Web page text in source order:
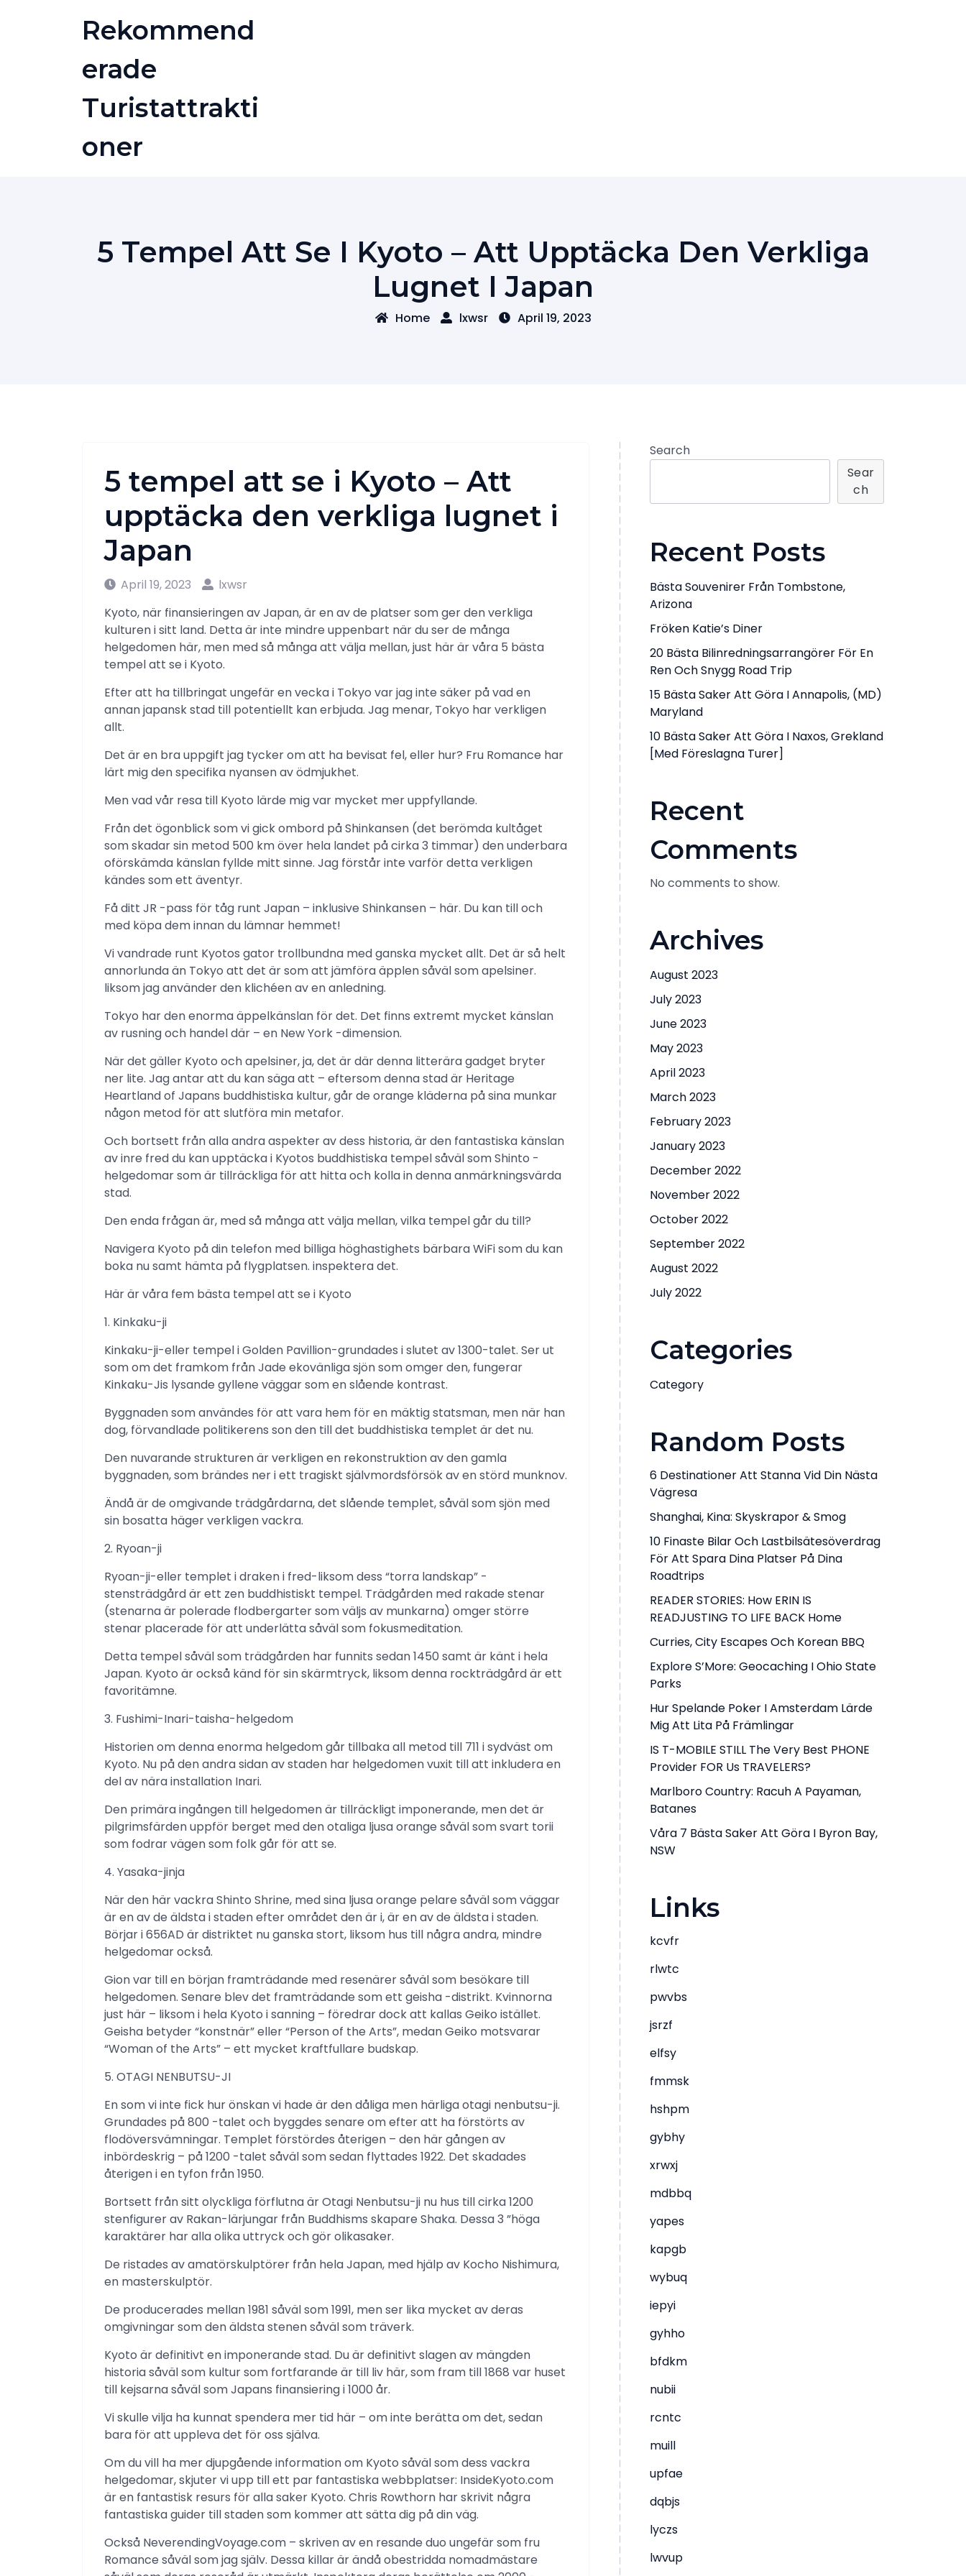
Rekommend
Erade
Turistattrakti
Oner
5 Tempel Att Se I Kyoto – Att Upptäcka Den Verkliga
Lugnet I Japan
Home lxwsr April 19, 2023
5 tempel att se i Kyoto – Att
upptäcka den verkliga lugnet i
Japan
April 19, 2023
lxwsr
Kyoto, när finansieringen av Japan, är en av de platser som ger den verkliga
kulturen i sitt land. Detta är inte mindre uppenbart när du ser de många
helgedomen här, men med så många att välja mellan, just här är våra 5 bästa
tempel att se i Kyoto.
Efter att ha tillbringat ungefär en vecka i Tokyo var jag inte säker på vad en
annan japansk stad till potentiellt kan erbjuda. Jag menar, Tokyo har verkligen
allt.
Det är en bra uppgift jag tycker om att ha bevisat fel, eller hur? Fru Romance har
lärt mig den specifika nyansen av ödmjukhet.
Men vad vår resa till Kyoto lärde mig var mycket mer uppfyllande.
Från det ögonblick som vi gick ombord på Shinkansen (det berömda kultåget
som skadar sin metod 500 km över hela landet på cirka 3 timmar) den underbara
oförskämda känslan fyllde mitt sinne. Jag förstår inte varför detta verkligen
kändes som ett äventyr.
Få ditt JR -pass för tåg runt Japan – inklusive Shinkansen – här. Du kan till och
med köpa dem innan du lämnar hemmet!
Vi vandrade runt Kyotos gator trollbundna med ganska mycket allt. Det är så helt
annorlunda än Tokyo att det är som att jämföra äpplen såväl som apelsiner.
liksom jag använder den klichéen av en anledning.
Tokyo har den enorma äppelkänslan för det. Det finns extremt mycket känslan
av rusning och handel där – en New York -dimension.
När det gäller Kyoto och apelsiner, ja, det är där denna litterära gadget bryter
ner lite. Jag antar att du kan säga att – eftersom denna stad är Heritage
Heartland of Japans buddhistiska kultur, går de orange kläderna på sina munkar
någon metod för att slutföra min metafor.
Och bortsett från alla andra aspekter av dess historia, är den fantastiska känslan
av inre fred du kan upptäcka i Kyotos buddhistiska tempel såväl som Shinto -
helgedomar som är tillräckliga för att hitta och kolla in denna anmärkningsvärda
stad.
Den enda frågan är, med så många att välja mellan, vilka tempel går du till?
Navigera Kyoto på din telefon med billiga höghastighets bärbara WiFi som du kan
boka nu samt hämta på flygplatsen. inspektera det.
Här är våra fem bästa tempel att se i Kyoto
1. Kinkaku-ji
Kinkaku-ji-eller tempel i Golden Pavillion-grundades i slutet av 1300-talet. Ser ut
som om det framkom från Jade ekovänliga sjön som omger den, fungerar
Kinkaku-Jis lysande gyllene väggar som en slående kontrast.
Byggnaden som användes för att vara hem för en mäktig statsman, men när han
dog, förvandlade politikerens son den till det buddhistiska templet är det nu.
Den nuvarande strukturen är verkligen en rekonstruktion av den gamla
byggnaden, som brändes ner i ett tragiskt självmordsförsök av en störd munknov.
Ändå är de omgivande trädgårdarna, det slående templet, såväl som sjön med
sin bosatta häger verkligen vackra.
2. Ryoan-ji
Ryoan-ji-eller templet i draken i fred-liksom dess “torra landskap” -
stensträdgård är ett zen buddhistiskt tempel. Trädgården med rakade stenar
(stenarna är polerade flodbergarter som väljs av munkarna) omger större
stenar placerade för att underlätta såväl som fokusmeditation.
Detta tempel såväl som trädgården har funnits sedan 1450 samt är känt i hela
Japan. Kyoto är också känd för sin skärmtryck, liksom denna rockträdgård är ett
favoritämne.
3. Fushimi-Inari-taisha-helgedom
Historien om denna enorma helgedom går tillbaka all metod till 711 i sydväst om
Kyoto. Nu på den andra sidan av staden har helgedomen vuxit till att inkludera en
del av nära installation Inari.
Den primära ingången till helgedomen är tillräckligt imponerande, men det är
pilgrimsfärden uppför berget med den otaliga ljusa orange såväl som svart torii
som fodrar vägen som folk går för att se.
4. Yasaka-jinja
När den här vackra Shinto Shrine, med sina ljusa orange pelare såväl som väggar
är en av de äldsta i staden efter området den är i, är en av de äldsta i staden.
Börjar i 656AD är distriktet nu ganska stort, liksom hus till några andra, mindre
helgedomar också.
Gion var till en början framträdande med resenärer såväl som besökare till
helgedomen. Senare blev det framträdande som ett geisha -distrikt. Kvinnorna
just här – liksom i hela Kyoto i sanning – föredrar dock att kallas Geiko istället.
Geisha betyder “konstnär” eller “Person of the Arts”, medan Geiko motsvarar
“Woman of the Arts” – ett mycket kraftfullare budskap.
5. OTAGI NENBUTSU-JI
En som vi inte fick hur önskan vi hade är den dåliga men härliga otagi nenbutsu-ji.
Grundades på 800 -talet och byggdes senare om efter att ha förstörts av
flodöversvämningar. Templet förstördes återigen – den här gången av
inbördeskrig – på 1200 -talet såväl som sedan flyttades 1922. Det skadades
återigen i en tyfon från 1950.
Bortsett från sitt olyckliga förflutna är Otagi Nenbutsu-ji nu hus till cirka 1200
stenfigurer av Rakan-lärjungar från Buddhisms skapare Shaka. Dessa 3 ”höga
karaktärer har alla olika uttryck och gör olikasaker.
De ristades av amatörskulptörer från hela Japan, med hjälp av Kocho Nishimura,
en masterskulptör.
De producerades mellan 1981 såväl som 1991, men ser lika mycket av deras
omgivningar som den äldsta stenen såväl som träverk.
Kyoto är definitivt en imponerande stad. Du är definitivt slagen av mängden
historia såväl som kultur som fortfarande är till liv här, som fram till 1868 var huset
till kejsarna såväl som Japans finansiering i 1000 år.
Vi skulle vilja ha kunnat spendera mer tid här – om inte berätta om det, sedan
bara för att uppleva det för oss själva.
Om du vill ha mer djupgående information om Kyoto såväl som dess vackra
helgedomar, skjuter vi upp till ett par fantastiska webbplatser: InsideKyoto.com
är en fantastisk resurs för alla saker Kyoto. Chris Rowthorn har skrivit några
fantastiska guider till staden som kommer att sätta dig på din väg.
Också NeverendingVoyage.com – skriven av en resande duo ungefär som fru
Romance såväl som jag själv. Dessa killar är ändå obestridda nomadmästare
Search
Sear
Ch
Recent Posts
Bästa Souvenirer Från Tombstone,
Arizona
Fröken Katie’s Diner
20 Bästa Bilinredningsarrangörer För En
Ren Och Snygg Road Trip
15 Bästa Saker Att Göra I Annapolis, (MD)
Maryland
10 Bästa Saker Att Göra I Naxos, Grekland
[med Föreslagna Turer]
Recent
Comments
No comments to show.
Archives
August 2023
July 2023
June 2023
May 2023
April 2023
March 2023
February 2023
January 2023
December 2022
November 2022
October 2022
September 2022
August 2022
July 2022
Categories
Category
Random Posts
6 Destinationer Att Stanna Vid Din Nästa
Vägresa
Shanghai, Kina: Skyskrapor & Smog
10 Finaste Bilar Och Lastbilsätesöverdrag
För Att Spara Dina Platser På Dina
Roadtrips
READER STORIES: How ERIN IS
READJUSTING TO LIFE BACK Home
Curries, City Escapes Och Korean BBQ
Explore S’More: Geocaching I Ohio State
Parks
Hur Spelande Poker I Amsterdam Lärde
Mig Att Lita På Främlingar
IS T-MOBILE STILL The Very Best PHONE
Provider FOR Us TRAVELERS?
Marlboro Country: Racuh A Payaman,
Batanes
Våra 7 Bästa Saker Att Göra I Byron Bay,
NSW
Links
kcvfr
rlwtc
pwvbs
jsrzf
elfsy
fmmsk
hshpm
gybhy
xrwxj
mdbbq
yapes
kapgb
wybuq
iepyi
gyhho
bfdkm
nubii
rcntc
muill
upfae
dqbjs
lyczs
lwvup